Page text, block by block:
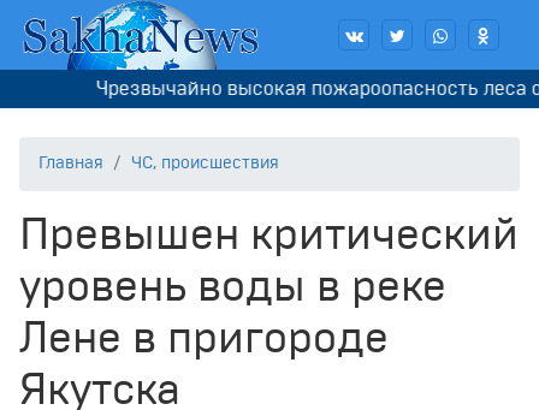
Чрезвычайно высокая пожароопасность леса
Главная ЧС, происшествия
Превышен критический
уровень воды в реке
Лене в пригороде
Якутска